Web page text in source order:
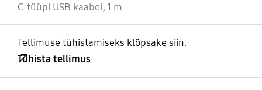
C-tüüpi USB kaabel, 1 m
Tellimuse tühistamiseks klõpsake siin.
Tühista tellimus